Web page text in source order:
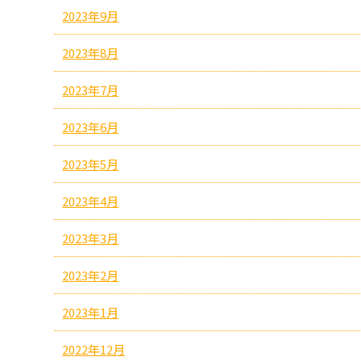
2023年9月
2023年8月
2023年7月
2023年6月
2023年5月
2023年4月
2023年3月
2023年2月
2023年1月
2022年12月